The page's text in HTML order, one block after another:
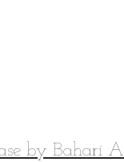
by Bahari